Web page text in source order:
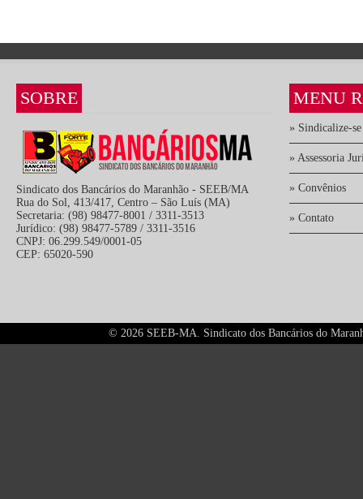
SOBRE
Sindicato dos Bancários do Maranhão - SEEB/MA
Rua do Sol, 413/417, Centro – São Luís (MA)
Secretaria: (98) 98477-8001 / 3311-3513
Jurídico: (98) 98477-5789 / 3311-3516
CNPJ: 06.299.549/0001-05
CEP: 65020-590
MENU
» Sindicalize-se
» Assessoria
» Convênios
» Contato
© 2026 SEEB-MA. Sindicato dos Bancários do